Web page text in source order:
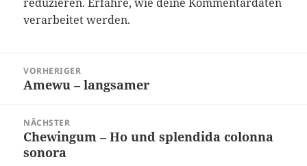
verarbeitet werden.
VORHERIGER
Vorheriger
Amewu – langsamer
NÄCHSTER
Nächster
Beitrag:
Chewingum – Ho und splendida colonna
sonora